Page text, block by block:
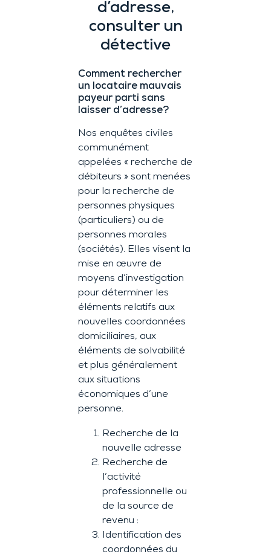
d’adresse,
consulter un
détective
Comment rechercher
un locataire mauvais
payeur parti sans
laisser d’adresse?
Nos enquêtes civiles
communément
appelées « recherche de
débiteurs » sont menées
pour la recherche de
personnes physiques
(particuliers) ou de
personnes morales
(sociétés). Elles visent la
mise en œuvre de
moyens d’investigation
pour déterminer les
éléments relatifs aux
nouvelles coordonnées
domiciliaires, aux
éléments de solvabilité
et plus généralement
aux situations
économiques d’une
personne.
Recherche de la
nouvelle adresse
Recherche de
l’activité
professionnelle ou
de la source de
revenu :
Identification des
coordonnées du